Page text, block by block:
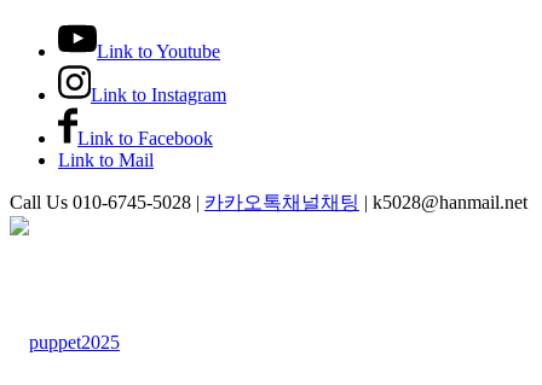
Link to Youtube
Link to Instagram
Link to Facebook
Link to Mail
Call Us 010-6745-5028 | 카카오톡채널채팅 | k5028@hanmail.net